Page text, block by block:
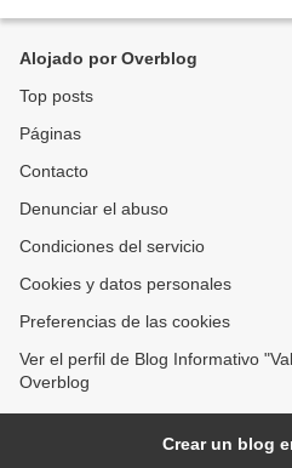
Alojado por Overblog
Top posts
Páginas
Contacto
Denunciar el abuso
Condiciones del servicio
Cookies y datos personales
Preferencias de las cookies
Ver el perfil de Blog Informativo
Overblog
Crear un blog